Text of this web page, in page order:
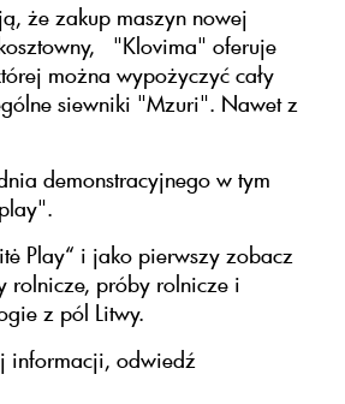
że zakup maszyn nowej
"Klovima" oferuje
można wypożyczyć cały
siewniki "Mzuri". Nawet z
demonstracyjnego w tym
Play“ i jako pierwszy zobacz
rolnicze, próby rolnicze i
z pól Litwy.
informacji, odwiedź